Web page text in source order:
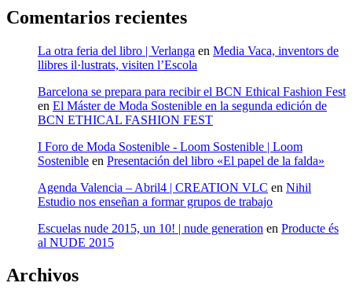
Comentarios recientes
La otra feria del libro | Verlanga en Media Vaca, inventors de
llibres il·lustrats, visiten l’Escola
Barcelona se prepara para recibir el BCN Ethical Fashion Fest
en El Máster de Moda Sostenible en la segunda edición de
BCN ETHICAL FASHION FEST
I Foro de Moda Sostenible - Loom Sostenible | Loom
Sostenible en Presentación del libro «El papel de la falda»
Agenda Valencia – Abril4 | CREATION VLC en Nihil
Estudio nos enseñan a formar grupos de trabajo
Escuelas nude 2015, un 10! | nude generation en Producte és
al NUDE 2015
Archivos